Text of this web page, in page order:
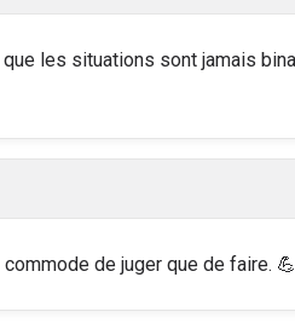
que les situations sont jamais
de juger que de faire. 💪